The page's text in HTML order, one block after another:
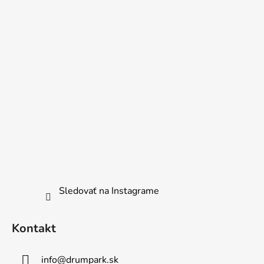
Sledovať na Instagrame
Kontakt
info@drumpark.sk